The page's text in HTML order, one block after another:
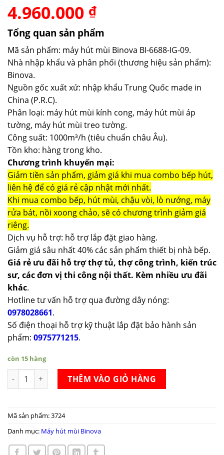
Giá
gốc
là:
6.200.000 ₫.
4.960.000 ₫Giá
tại
là:
4.960.000 ₫.
Tổng quan sản phẩm
Mã sản phẩm: máy hút mùi Binova BI-6688-IG-09.
Nhà nhập khẩu và phân phối (thương hiệu sản phẩm):
Binova.
Nguồn gốc xuất xứ: nhập khẩu Trung Quốc made in
China (P.R.C).
Phân loại: máy hút mùi kính cong, máy hút mùi áp
tường, máy hút mùi treo tường.
Công suất: 1000m³/h (tiêu chuẩn châu Âu).
Tồn kho: hàng trong kho.
Chương trình khuyến mại:
Giảm tiền sản phẩm, giảm giá khi mua combo bếp hút,
liên hệ để có giá rẻ cập nhật mới nhất.
Khi mua combo bếp, hút mùi, chậu vòi, lò nướng, máy
rửa bát, nồi xoong chảo, sẽ có chương trình giảm giá
riêng.
Dịch vụ hỗ trợ: hỗ trợ lắp đặt giao hàng.
Giảm giá sâu nhất 40% các sản phẩm thiết bị nhà bếp.
Giá rẻ ưu đãi hỗ trợ thợ tủ, thợ công trình, kiến trúc
sư, các đơn vị thi công nội thất. Kèm nhiều ưu đãi
khác.
Hotline tư vấn hỗ trợ qua đường dây nóng:
0978028661.
Số điện thoại hỗ trợ kỹ thuật lắp đặt bảo hành sản
phẩm: 0975771215.
còn 15 hàng
Máy hút mùi Binova BI-6688-IG-09 số lượng
THÊM VÀO GIỎ HÀNG
Mã sản phẩm:3724
Danh mục: Máy hút mùi Binova